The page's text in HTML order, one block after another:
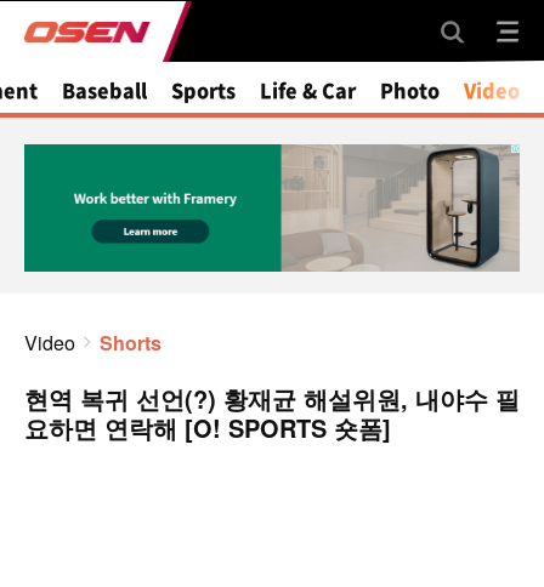
Baseball Sports Life & Car Photo Video
Video Shorts
현역 복귀 선언(?) 황재균 해설위원, 내야수 필
요하면 연락해 [O! SPORTS 숏폼]